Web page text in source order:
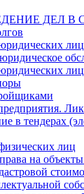
ДЕЛ В
лиц
лиц
в тендерах
лиц
на